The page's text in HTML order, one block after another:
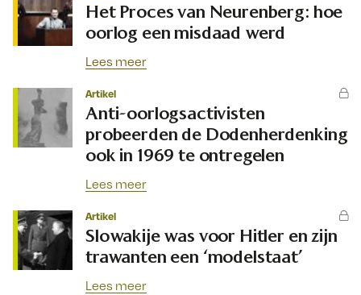
Het Proces van Neurenberg: hoe
oorlog een misdaad werd
Lees meer
Artikel
Anti-oorlogsactivisten
probeerden de Dodenherdenking
ook in 1969 te ontregelen
Lees meer
Artikel
Slowakije was voor Hitler en zijn
trawanten een ‘modelstaat’
Lees meer